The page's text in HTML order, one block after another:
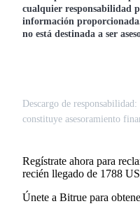
Referencia
Invita a un amigo para
cualquier responsabilidad
información
no está destinada a ser
Descargo de
constituye asesoramiento
Regístrate ahora para
recién llegado de 1788
Únete a Bitrue para